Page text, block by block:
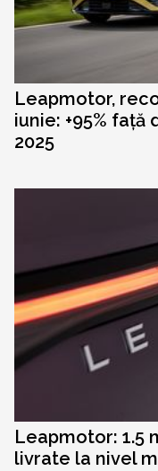
Leapmotor,
iunie: +95%
2025
Leapmotor: 1.5
livrate la nivel